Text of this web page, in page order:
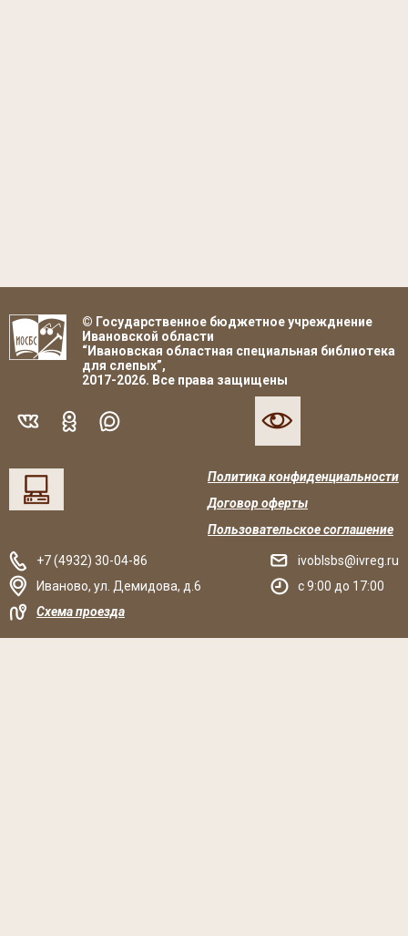
© Государственное бюджетное учрежднение
Ивановской области
“Ивановская областная специальная библиотека
для слепых”,
2017-2026. Все права защищены
Политика конфиденциальности
Договор оферты
Пользовательское соглашение
+7 (4932) 30-04-86
Иваново, ул. Демидова, д.6
Схема проезда
ivoblsbs@ivreg.ru
c 9:00 до 17:00